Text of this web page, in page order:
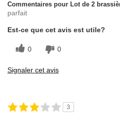
Commentaires pour Lot de 2
parfait
Est-ce que cet avis est utile?
0 0
Signaler cet avis
3